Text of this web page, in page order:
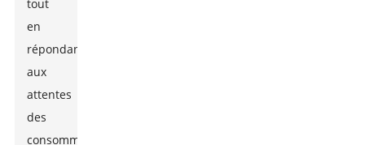
tout
en
répondant
aux
attentes
des
consommateurs